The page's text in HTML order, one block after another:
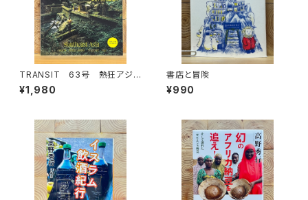
TRANSIT 63号 熱狂アジア
の秘境へ
¥1,980
書店と冒険
¥990